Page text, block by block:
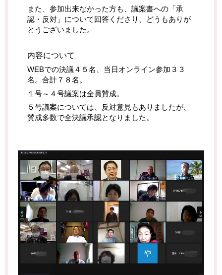
また、参加出来なかった方も、議案書への「承
認・反対」について回答くださり、どうもありが
とうございました。
内容について
WEBでの決議４５名、当日オンライン参加３３
名。合計７８名。
１号～４号議案は全員賛成。
５号議案については、反対意見もありましたが、
賛成多数で全決議承認となりました。